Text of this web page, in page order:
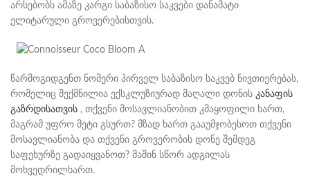
არსებობს ამაზე კარგი საბაზისო საკვები დანამატი
ელიტარული გროვერებისთვის.
წარმოგიდგენთ ნომერი პირველ საბაზისო საკვებ ნივთიერებას,
რომელიც შექმნილია ექსკლუზიურად მაღალი დონის კანაფის
გაზრდისათვის , თქვენი მოსავლიანობით კმაყოფილი ხართ,
მაგრამ უფრო მეტი გსურთ? მზად ხართ გააუმჯობესოთ თქვენი
მოსავლიანობა და თქვენი გროვერობის დონე შემდეგ
საფეხურზე გადაიყვანოთ? მაშინ სწორ ადგილას
მოხვედრილხართ.